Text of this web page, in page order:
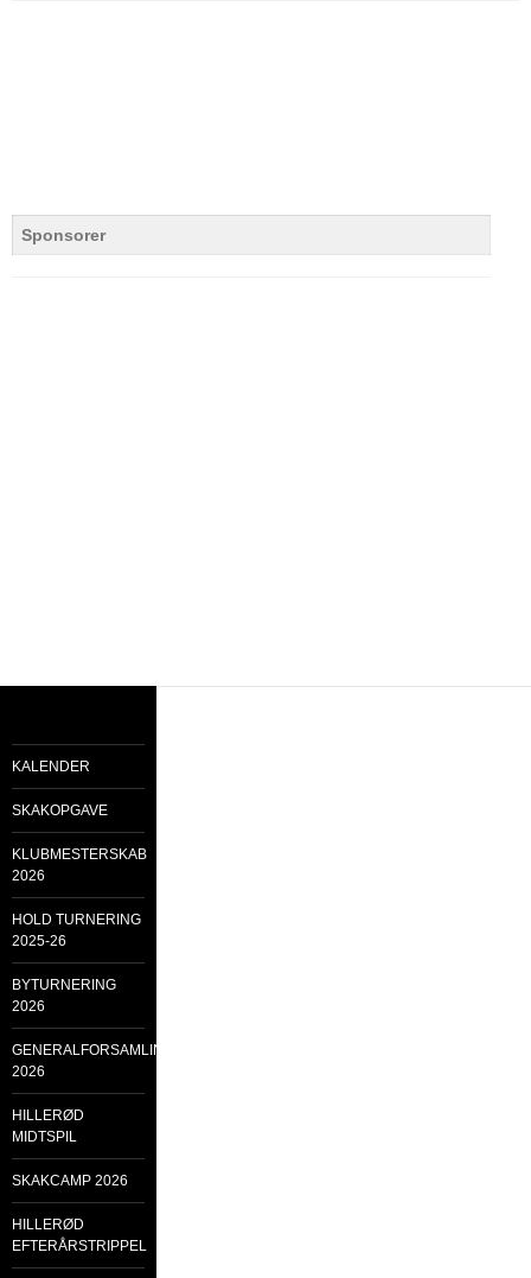
Sponsorer
KALENDER
SKAKOPGAVE
KLUBMESTERSKAB
2026
HOLD TURNERING
2025-26
BYTURNERING
2026
GENERALFORSAMLING
2026
HILLERØD
MIDTSPIL
SKAKCAMP 2026
HILLERØD
EFTERÅRSTRIPPEL